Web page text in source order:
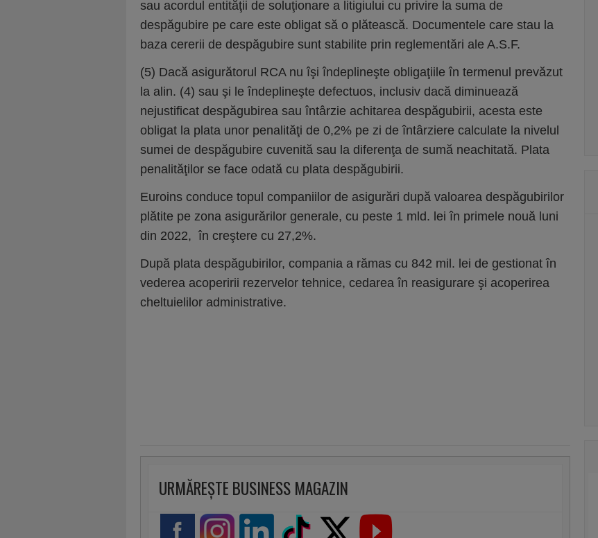
sau acordul entităţii de soluţionare a litigiului cu privire la suma de
despăgubire pe care este obligat să o plătească. Documentele care stau la
baza cererii de despăgubire sunt stabilite prin reglementări ale A.S.F.
(5) Dacă asigurătorul RCA nu îşi îndeplineşte obligaţiile în termenul prevăzut
la alin. (4) sau şi le îndeplineşte defectuos, inclusiv dacă diminuează
nejustificat despăgubirea sau întârzie achitarea despăgubirii, acesta este
obligat la plata unor penalităţi de 0,2% pe zi de întârziere calculate la nivelul
sumei de despăgubire cuvenită sau la diferenţa de sumă neachitată. Plata
penalităţilor se face odată cu plata despăgubirii.
Euroins conduce topul companiilor de asigurări după valoarea despăgubirilor
plătite pe zona asigurărilor generale, cu peste 1 mld. lei în primele nouă luni
din 2022, în creştere cu 27,2%.
După plata despăgubirilor, compania a rămas cu 842 mil. lei de gestionat în
vederea acoperirii rezervelor tehnice, cedarea în reasigurare şi acoperirea
cheltuielilor administrative.
URMĂREȘTE BUSINESS MAGAZIN